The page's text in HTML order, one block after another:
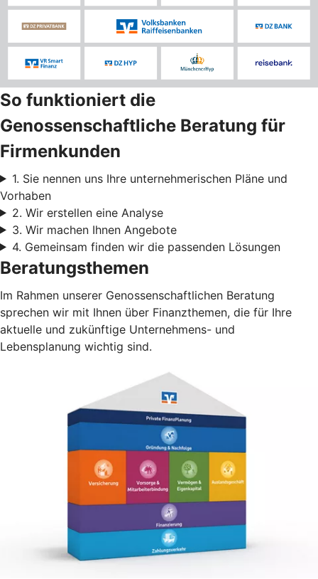
So funktioniert die
Genossenschaftliche Beratung für
Firmenkunden
1. Sie nennen uns Ihre unternehmerischen Pläne und
Vorhaben
2. Wir erstellen eine Analyse
3. Wir machen Ihnen Angebote
4. Gemeinsam finden wir die passenden Lösungen
Beratungsthemen
Im Rahmen unserer Genossenschaftlichen Beratung
sprechen wir mit Ihnen über Finanzthemen, die für Ihre
aktuelle und zukünftige Unternehmens- und
Lebensplanung wichtig sind.